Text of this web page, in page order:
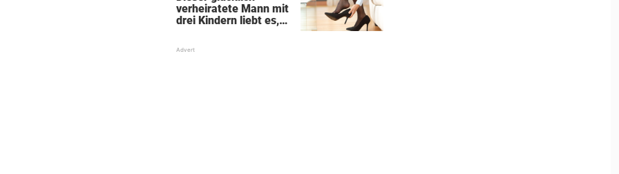
verheiratete Mann mit
drei Kindern liebt es,